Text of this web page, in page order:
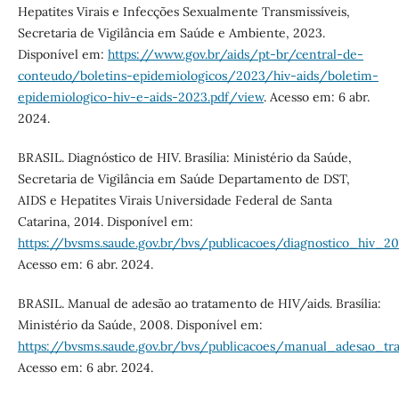
Hepatites Virais e Infecções Sexualmente Transmissíveis,
Secretaria de Vigilância em Saúde e Ambiente, 2023.
Disponível em: https://www.gov.br/aids/pt-br/central-de-
conteudo/boletins-epidemiologicos/2023/hiv-aids/boletim-
epidemiologico-hiv-e-aids-2023.pdf/view. Acesso em: 6 abr.
2024.
BRASIL. Diagnóstico de HIV. Brasília: Ministério da Saúde,
Secretaria de Vigilância em Saúde Departamento de DST,
AIDS e Hepatites Virais Universidade Federal de Santa
Catarina, 2014. Disponível em:
https://bvsms.saude.gov.br/bvs/publicacoes/
Acesso em: 6 abr. 2024.
BRASIL. Manual de adesão ao tratamento de HIV/aids. Brasília:
Ministério da Saúde, 2008. Disponível em:
https://bvsms.saude.gov.br/bvs/publicacoes/
Acesso em: 6 abr. 2024.